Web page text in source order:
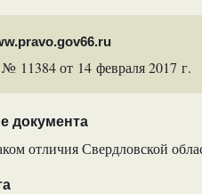
11384 от 14 февраля 2017 г.
документа
отличия Свердловской